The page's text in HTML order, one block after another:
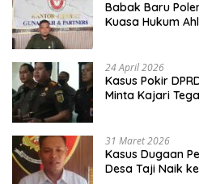
Babak Baru
Kuasa Hukum
24 April 2026
Kasus Pokir
Minta Kajari
31 Maret 2026
Kasus Dugaan
Desa Taji Naik